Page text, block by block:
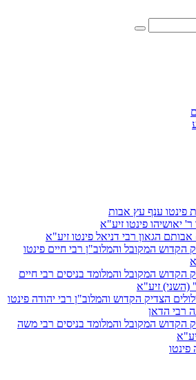
ענף עץ אבות
יאושיהו פינטו זיע"א
הגאון רבי דניאל פינטו זיע"א
הקדוש המקובל והמלוב"ן רבי חיים פינטו
הקדוש המקובל והמלומד בניסים רבי חיים
(השני) זיע"א
הצדיק הקדוש והמלוב"ן רבי יהודה פינטו
רבי הדאן
הקדוש המקובל והמלומד בניסים רבי משה
פינטו